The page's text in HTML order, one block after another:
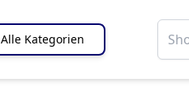
Alle Kategorien